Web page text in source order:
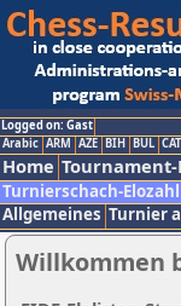
Logged on: Gast
Arabic ARM AZE BIH BUL CAT
Home Tournament-
Turnierschach-Elozahl
Allgemeines Turnier
Willkommen